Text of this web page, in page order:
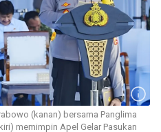
(kanan) bersama Panglima
memimpin Apel Gelar Pasukan